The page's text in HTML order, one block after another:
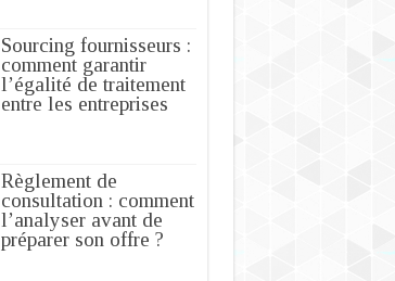
Sourcing fournisseurs :
comment garantir
l’égalité de traitement
entre les entreprises
Règlement de
consultation : comment
l’analyser avant de
préparer son offre ?